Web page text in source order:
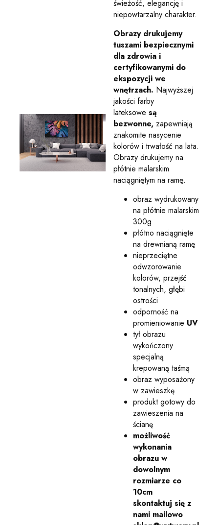
świeżość, elegancję i
niepowtarzalny charakter.
Obrazy drukujemy
tuszami bezpiecznymi
dla zdrowia i
certyfikowanymi do
ekspozycji we
wnętrzach. Najwyższej
jakości farby
lateksowe są
bezwonne, zapewniają
znakomite nasycenie
kolorów i trwałość na lata.
Obrazy drukujemy na
płótnie malarskim
naciągniętym na ramę.
obraz wydrukowany
na płótnie malarskim
300g
płótno naciągnięte
na drewnianą ramę
nieprzeciętne
odwzorowanie
kolorów, przejść
tonalnych, głębi
ostrości
odporność na
promieniowanie UV
tył obrazu
wykończony
specjalną
krepowaną taśmą
obraz wyposażony
w zawieszkę
produkt gotowy do
zawieszenia na
ścianę
możliwość
wykonania
obrazu w
dowolnym
rozmiarze co
10cm
skontaktuj się z
nami mailowo